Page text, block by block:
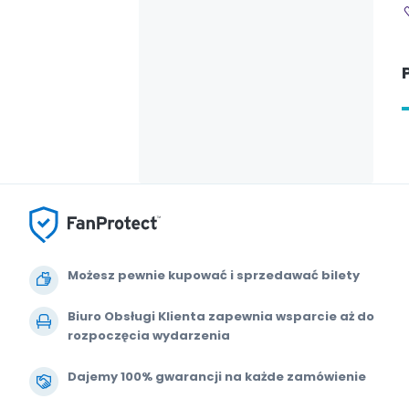
Możesz pewnie kupować i sprzedawać bilety
Biuro Obsługi Klienta zapewnia wsparcie aż do
rozpoczęcia wydarzenia
Dajemy 100% gwarancji na każde zamówienie